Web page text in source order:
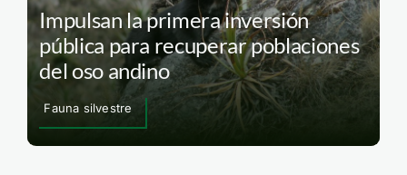
Impulsan la primera inversión
pública para recuperar poblaciones
del oso andino
Fauna silvestre